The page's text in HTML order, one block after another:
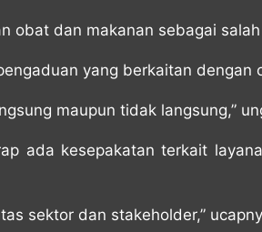
obat dan makanan sebagai
yang berkaitan dengan
maupun tidak langsung,”
ada kesepakatan terkait
sektor dan stakeholder,”